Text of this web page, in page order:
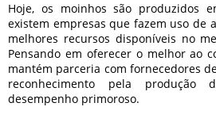
Hoje, os moinhos são produzidos
existem empresas que fazem uso de
melhores recursos disponíveis no
Pensando em oferecer o melhor ao
mantém parceria com fornecedores
reconhecimento pela produção
desempenho primoroso.